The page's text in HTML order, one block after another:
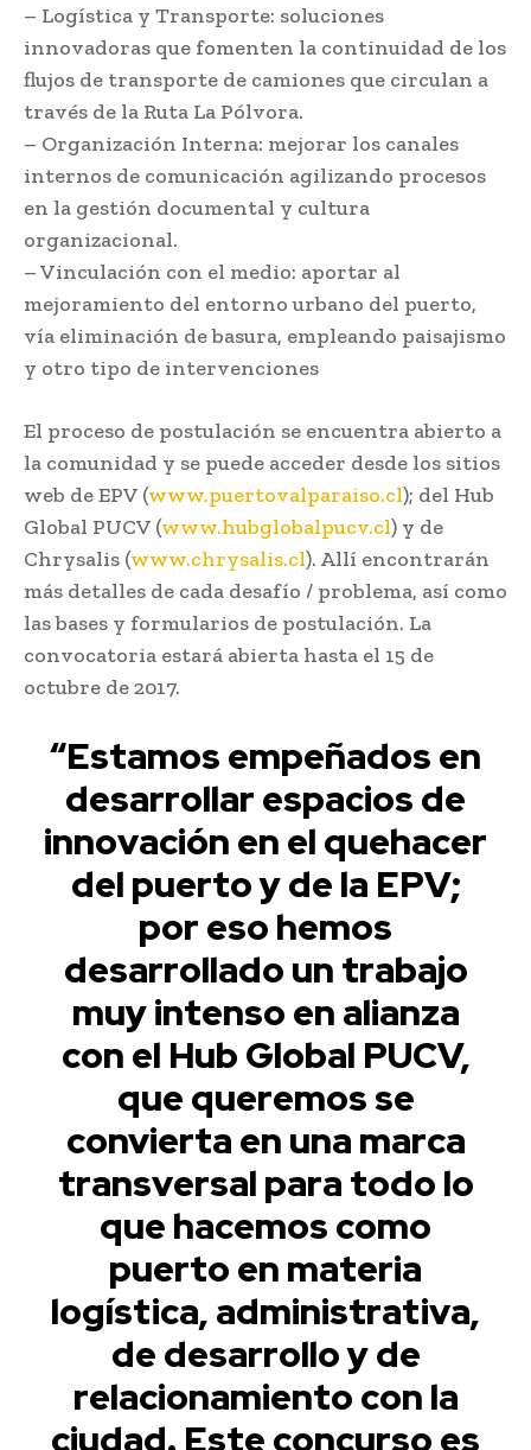
– Logística y Transporte: soluciones
innovadoras que fomenten la continuidad de los
flujos de transporte de camiones que circulan a
través de la Ruta La Pólvora.
– Organización Interna: mejorar los canales
internos de comunicación agilizando procesos
en la gestión documental y cultura
organizacional.
– Vinculación con el medio: aportar al
mejoramiento del entorno urbano del puerto,
vía eliminación de basura, empleando paisajismo
y otro tipo de intervenciones
El proceso de postulación se encuentra abierto a
la comunidad y se puede acceder desde los sitios
web de EPV (www.puertovalparaiso.cl); del Hub
Global PUCV (www.hubglobalpucv.cl) y de
Chrysalis (www.chrysalis.cl). Allí encontrarán
más detalles de cada desafío / problema, así como
las bases y formularios de postulación. La
convocatoria estará abierta hasta el 15 de
octubre de 2017.
“Estamos empeñados en
desarrollar espacios de
innovación en el quehacer
del puerto y de la EPV;
por eso hemos
desarrollado un trabajo
muy intenso en alianza
con el Hub Global PUCV,
que queremos se
convierta en una marca
transversal para todo lo
que hacemos como
puerto en materia
logística, administrativa,
de desarrollo y de
relacionamiento con la
ciudad. Este concurso es